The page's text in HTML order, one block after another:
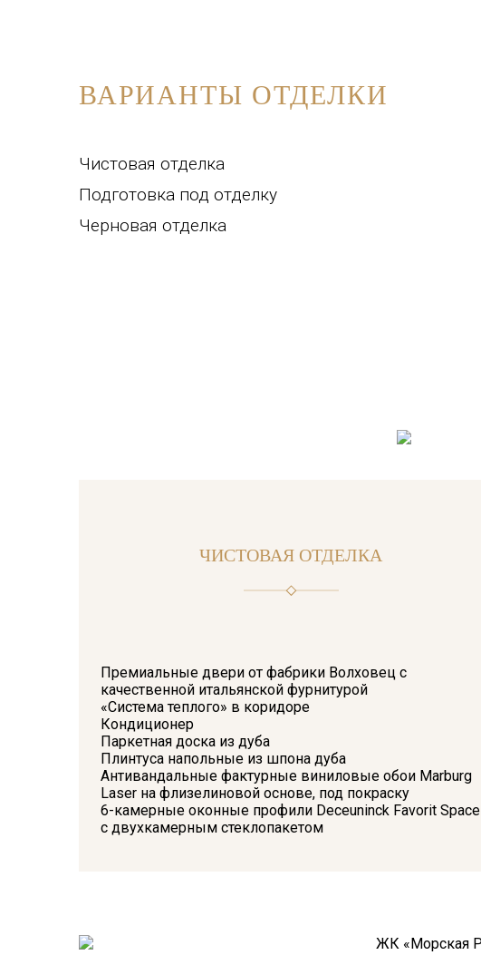
ВАРИАНТЫ ОТДЕЛКИ
Чистовая отделка
Подготовка под отделку
Черновая отделка
ЧИСТОВАЯ ОТДЕЛКА
Премиальные двери от фабрики Волховец с
качественной итальянской фурнитурой
«Система теплого» в коридоре
Кондиционер
Паркетная доска из дуба
Плинтуса напольные из шпона дуба
Антивандальные фактурные виниловые обои Marburg
Laser на флизелиновой основе, под покраску
6-камерные оконные профили Deceuninck Favorit Space
с двухкамерным стеклопакетом